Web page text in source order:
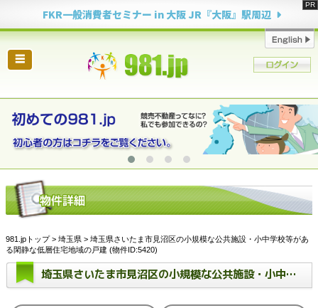
FKR一般消費者セミナー in 大阪 JR『大阪』駅周辺
☰
981.jpトップ> 埼玉県 > 埼玉県さいたま市見沼区の小規模な公共施設・小中学校等があ
る閑静な低層住宅地域の戸建 (物件ID:5420)
埼玉県さいたま市見沼区の小規模な公共施設・小中学校等がある閑静な低層住宅地域の戸建